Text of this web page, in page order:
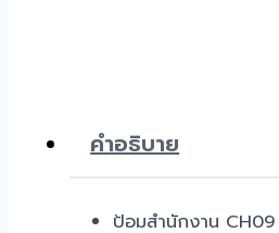
คำอธิบาย
ป้อมสำนักงาน CH09